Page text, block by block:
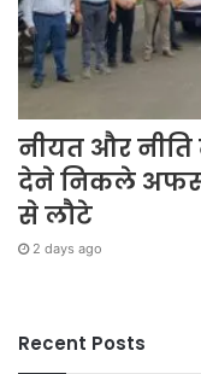
नीयत और
देने निकले
से लौटे
2 days ago
Recent Posts